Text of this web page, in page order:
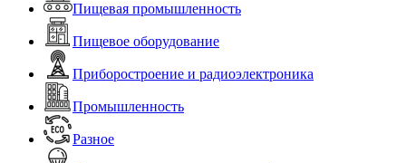
Пищевая промышленность
Пищевое оборудование
Приборостроение и радиоэлектроника
Промышленность
Разное